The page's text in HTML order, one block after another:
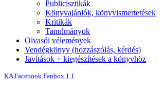
Publicisztikák
Könyvajánlók, könyvismertetések
Kritikák
Tanulmányok
Olvasói vélemények
Vendégkönyv (hozzászólás, kérdés)
Javítások + kiegészítések a könyvhöz
KA Facebook Fanbox 1.1